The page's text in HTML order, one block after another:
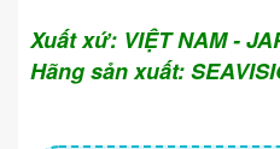
Xuất xứ: VIỆT NAM -
Hãng sản xuất: